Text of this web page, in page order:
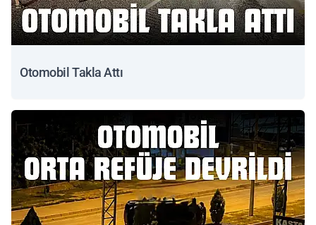
Otomobil Takla Attı